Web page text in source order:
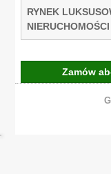
RYNEK
Zamów